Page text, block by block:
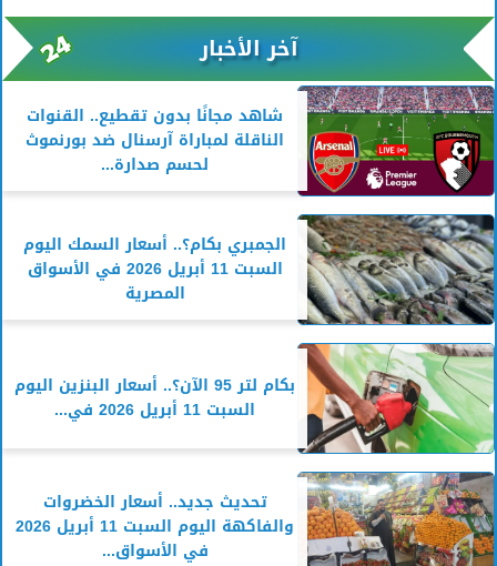
آخر الأخبار
شاهد مجانًا بدون تقطيع.. القنوات
الناقلة لمباراة آرسنال ضد بورنموث
لحسم صدارة...
الجمبري بكام؟.. أسعار السمك اليوم
السبت 11 أبريل 2026 في الأسواق
المصرية
بكام لتر 95 الآن؟.. أسعار البنزين اليوم
السبت 11 أبريل 2026 في...
تحديث جديد.. أسعار الخضروات
والفاكهة اليوم السبت 11 أبريل 2026
في الأسواق...